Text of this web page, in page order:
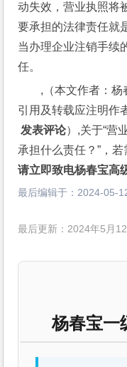
动失效，营业执照将
要承担的法律责任就
当办理企业注销手续
任。
,（本文作者：杨
引用及转载应注明作
发表评论）,关于“营
承担什么责任？”，若
请立即致电杨春宝高
最后编辑于： 2024-05-
最后更新：2024年5月12
杨春宝一